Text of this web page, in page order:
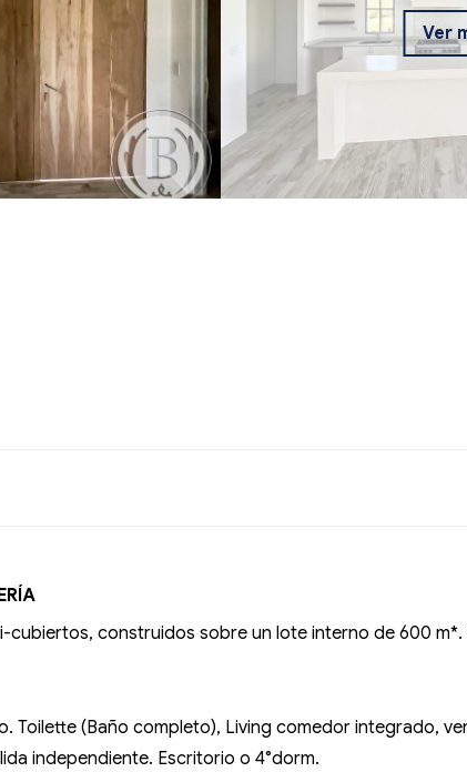
Ver
cubiertos, construidos sobre un lote interno de 600
Toilette (Baño completo), Living comedor integrado,
independiente. Escritorio o 4°dorm.